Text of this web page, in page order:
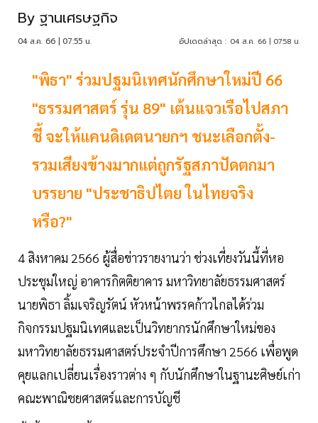
By ฐานเศรษฐกิจ
04 ส.ค. 66 | 07:55 น. อัปเดตล่าสุด : 04 ส.ค. 66 | 07:58 น.
"พิธา" ร่วมปฐมนิเทศนักศึกษาใหม่ปี 66
"ธรรมศาสตร์ รุ่น 89" เต้นแจวเรือไปสภา
ชี้ จะให้แคนดิเดตนายกฯ ชนะเลือกตั้ง-
รวมเสียงข้างมากแต่ถูกรัฐสภาปัดตกมา
บรรยาย "ประชาธิปไตย ในไทยจริง
หรือ?"
4 สิงหาคม 2566 ผู้สื่อข่าวรายงานว่า ช่วงเที่ยงวันนี้ที่หอ
ประชุมใหญ่ อาคารกิตติยาคาร มหาวิทยาลัยธรรมศาสตร์
นายพิธา ลิ้มเจริญรัตน์ หัวหน้าพรรคก้าวไกลได้ร่วม
กิจกรรมปฐมนิเทศและเป็นวิทยากรนักศึกษาใหม่ของ
มหาวิทยาลัยธรรมศาสตร์ประจำปีการศึกษา 2566 เพื่อพูด
คุยแลกเปลี่ยนเรื่องราวต่าง ๆ กับนักศึกษาในฐานะศิษย์เก่า
คณะพาณิชยศาสตร์และการบัญชี